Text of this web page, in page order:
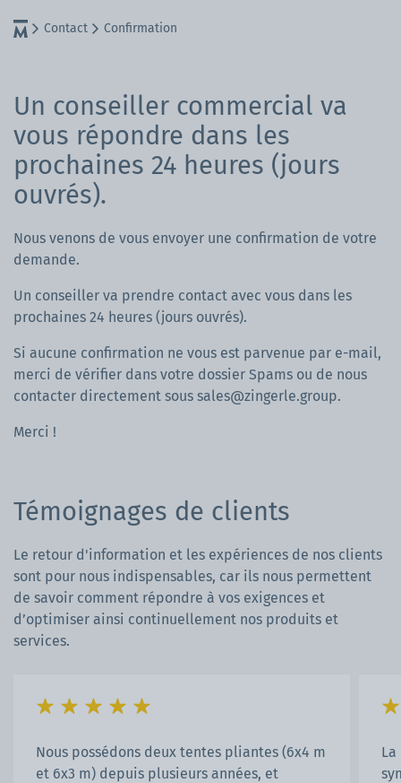
Contact Confirmation
Un conseiller commercial va
vous répondre dans les
prochaines 24 heures (jours
ouvrés).
Nous venons de vous envoyer une confirmation de votre
demande.
Un conseiller va prendre contact avec vous dans les
prochaines 24 heures (jours ouvrés).
Si aucune confirmation ne vous est parvenue par e-mail,
merci de vérifier dans votre dossier Spams ou de nous
contacter directement sous sales@zingerle.group.
Merci !
Témoignages de clients
Le retour d'information et les expériences de nos clients
sont pour nous indispensables, car ils nous permettent
de savoir comment répondre à vos exigences et
d’optimiser ainsi continuellement nos produits et
services.
Nous possédons deux tentes pliantes (6x4 m
et 6x3 m) depuis plusieurs années, et